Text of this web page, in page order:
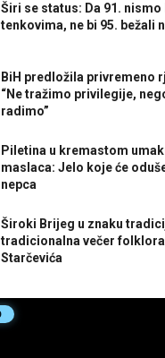
Širi se status: Da 91. nismo
tenkovima, ne bi 95. bežali
BiH predložila privremeno
“Ne tražimo privilegije,
radimo”
Piletina u kremastom
maslaca: Jelo koje će
nepca
Široki Brijeg u znaku
tradicionalna večer
Starčevića